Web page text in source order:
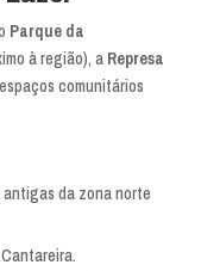
Parque da
à região), a Represa
comunitários
antigas da zona norte